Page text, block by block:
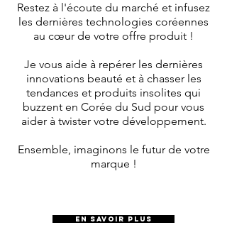
Restez à l'écoute du marché et infusez
les dernières technologies coréennes
au cœur de votre offre produit !
Je vous aide à repérer les dernières
innovations beauté et à chasser les
tendances et produits insolites qui
buzzent en Corée du Sud pour vous
aider à twister votre développement.
Ensemble, imaginons le futur de votre
marque !
EN SAVOIR PLUS